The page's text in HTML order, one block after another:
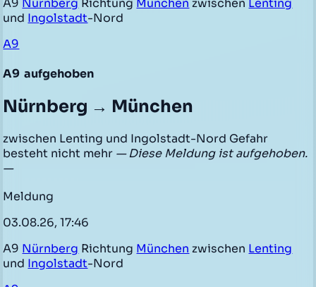
und Ingolstadt-Nord
A9
A9 aufgehoben
Nürnberg → München
zwischen Lenting und Ingolstadt-Nord Gefahr
besteht nicht mehr — Diese Meldung ist aufgehoben.
—
Meldung
03.08.26, 17:46
A9 Nürnberg Richtung München zwischen Lenting
und Ingolstadt-Nord